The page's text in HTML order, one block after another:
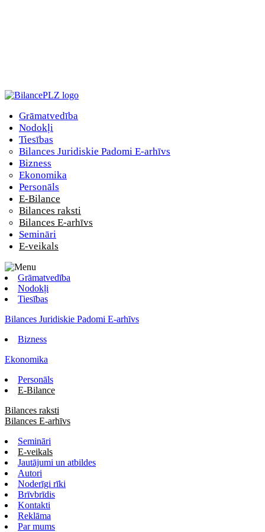
Grāmatvedība
Nodokļi
Tiesības
Bilances Juridiskie Padomi E-arhīvs
Bizness
Ekonomika
Personāls
E-Bilance
Bilances raksti
Bilances E-arhīvs
Semināri
E-veikals
Grāmatvedība
Nodokļi
Tiesības
Bilances Juridiskie Padomi E-arhīvs
Bizness
Ekonomika
Personāls
E-Bilance
Bilances raksti
Bilances E-arhīvs
Semināri
E-veikals
Jautājumi un atbildes
Autori
Noderīgi rīki
Brīvbrīdis
Kontakti
Reklāma
Par mums